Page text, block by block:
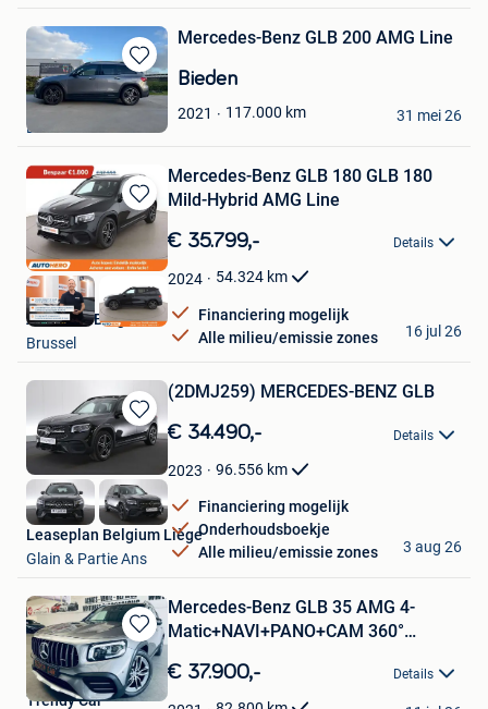
Bewaren
in
Favorieten
Mercedes-Benz GLB 200 AMG Line
Bieden
2021 117.000 km
Aliali
Leuven
31 mei 26
Bewaren
in
Mijn
Favorieten
Mercedes-Benz GLB 180 GLB 180
Mild-Hybrid AMG Line
€ 35.799,- Details
2024 54.324 km
Financiering mogelijk
Alle milieu/emissie zones
Autohero België
Brussel
16 jul 26
Bewaren
in
Favorieten
(2DMJ259) MERCEDES-BENZ GLB
€ 34.490,- Details
2023 96.556 km
Financiering mogelijk
Onderhoudsboekje
Alle milieu/emissie zones
Leaseplan Belgium Liège
Glain & Partie Ans
3 aug 26
Bewaren
in
Mijn
Favorieten
Mercedes-Benz GLB 35 AMG 4-
Matic+NAVI+PANO+CAM 360°
€ 37.900,- Details
Trendy Car